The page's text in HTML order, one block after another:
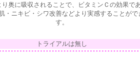
り奥に吸収されることで、ビタミンＣの効果で
・ニキビ・シワ改善などより実感することがで
す。
トライアルは無し